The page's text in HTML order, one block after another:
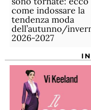
come indossare la
tendenza moda
dell’autunno/
2026-2027